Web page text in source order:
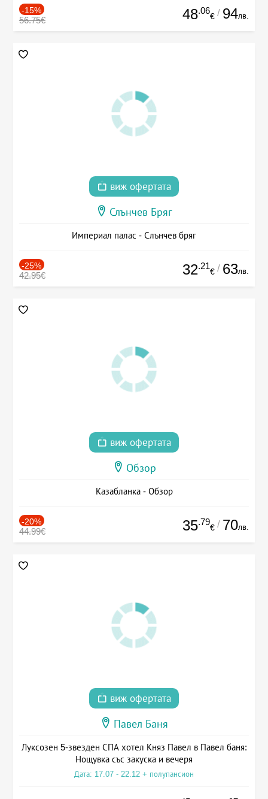
-15%
56.75€ 48.06
€ / 94лв.
виж офертата
Слънчев Бряг
Империал палас - Слънчев бряг
-25%
42.95€ 32.21
€ / 63лв.
виж офертата
Обзор
Казабланка - Обзор
-20%
44.99€ 35.79
€ / 70лв.
виж офертата
Павел Баня
Луксозен 5-звезден СПА хотел Княз Павел в Павел баня:
Нощувка със закуска и вечеря
Дата: 17.07 - 22.12 + полупансион